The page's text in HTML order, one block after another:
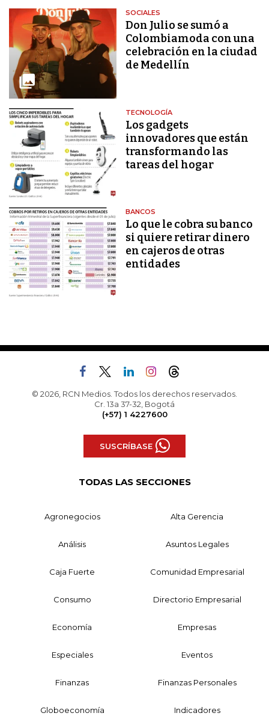
SOCIALES
Don Julio se sumó a
Colombiamoda con una
celebración en la ciudad
de Medellín
TECNOLOGÍA
Los gadgets
innovadores que están
transformando las
tareas del hogar
BANCOS
Lo que le cobra su banco
si quiere retirar dinero
en cajeros de otras
entidades
© 2026, RCN Medios. Todos los derechos reservados.
Cr. 13a 37-32, Bogotá
(+57) 1 4227600
SUSCRÍBASE
TODAS LAS SECCIONES
Agronegocios Alta Gerencia
Análisis Asuntos Legales
Caja Fuerte Comunidad Empresarial
Consumo Directorio Empresarial
Economía Empresas
Especiales Eventos
Finanzas Finanzas Personales
Globoeconomía Indicadores